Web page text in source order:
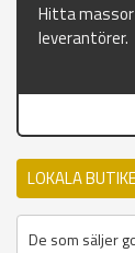
Hitta massor
leverantörer.
LOKALA
De som säljer